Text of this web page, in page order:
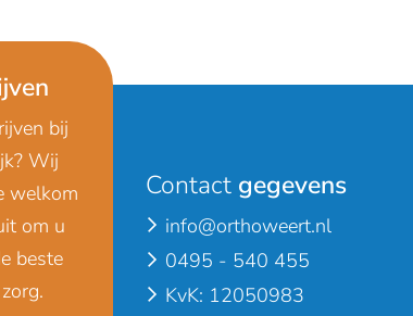
bij
Wij
welkom
om u
beste
Contact gegevens
info@orthoweert.nl
0495 - 540 455
KvK: 12050983